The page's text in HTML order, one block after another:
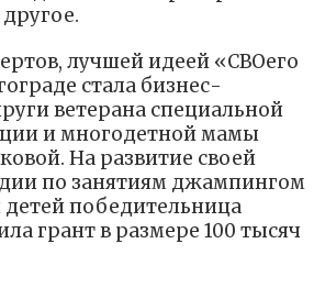
лучшей идеей «СВОего
стала бизнес-
ветерана специальной
и многодетной мамы
На развитие своей
по занятиям джампингом
детей победительница
грант в размере 100 тысяч